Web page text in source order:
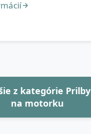
z kategórie Prilby
na motorku